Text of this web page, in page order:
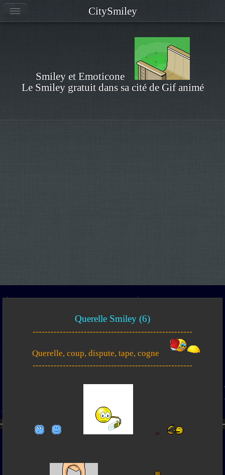
Smiley et Emoticone
Le Smiley gratuit dans sa cité de Gif animé
Querelle Smiley (6)
-----------------------------------------------------
Querelle, coup, dispute, tape, cogne
-----------------------------------------------------
CitySmiley